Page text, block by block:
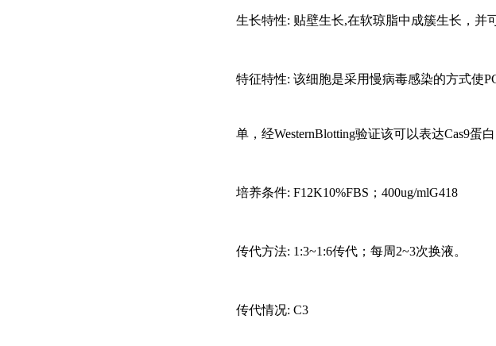
生长特性: 贴壁生长,在软琼脂中成簇生长，并
特征特性: 该细胞是采用慢病毒感染的方式使
单，经WesternBlotting验证该可以表达Cas9蛋
培养条件: F12K10%FBS；400ug/mlG418
传代方法: 1:3~1:6传代；每周2~3次换液。
传代情况: C3